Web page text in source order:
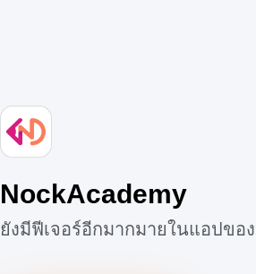
NockAcademy
ยังมีฟีเจอร์อีกมากมายในแอปของ